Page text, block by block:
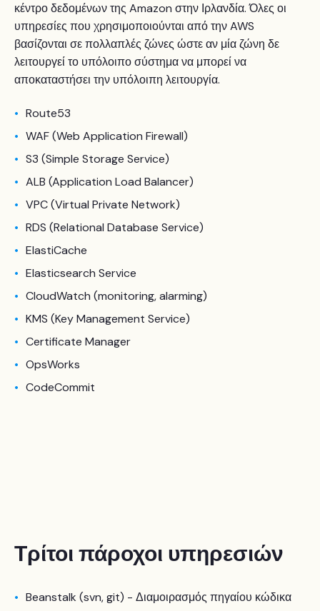
κέντρο δεδομένων της Amazon στην Ιρλανδία. Όλες οι
υπηρεσίες που χρησιμοποιούνται από την AWS
βασίζονται σε πολλαπλές ζώνες ώστε αν μία ζώνη δε
λειτουργεί το υπόλοιπο σύστημα να μπορεί να
αποκαταστήσει την υπόλοιπη λειτουργία.
Route53
WAF (Web Application Firewall)
S3 (Simple Storage Service)
ALB (Application Load Balancer)
VPC (Virtual Private Network)
RDS (Relational Database Service)
ElastiCache
Elasticsearch Service
CloudWatch (monitoring, alarming)
KMS (Key Management Service)
Certificate Manager
OpsWorks
CodeCommit
Τρίτοι πάροχοι υπηρεσιών
Beanstalk (svn, git) - Διαμοιρασμός πηγαίου κώδικα